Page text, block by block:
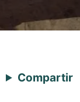
Compartir